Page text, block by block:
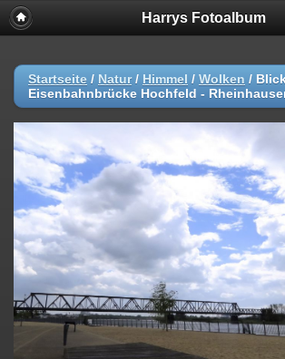
Harrys Fotoalbum
Startseite / Natur/ Himmel / Wolken /
Eisenbahnbrücke Hochfeld -